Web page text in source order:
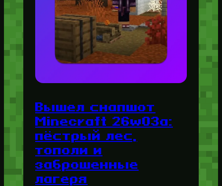
Вышел снапшот
Minecraft 26w03a:
пёстрый лес,
тополи и
заброшенные
лагеря